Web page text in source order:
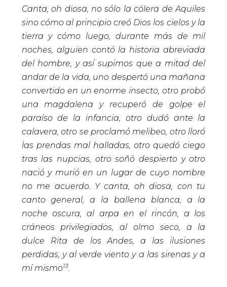
Canta, oh diosa, no sólo la cólera de Aquiles
sino cómo al principio creó Dios los cielos y la
tierra y cómo luego, durante más de mil
noches, alguien contó la historia abreviada
del hombre, y así supimos que a mitad del
andar de la vida, uno despertó una mañana
convertido en un enorme insecto, otro probó
una magdalena y recuperó de golpe el
paraíso de la infancia, otro dudó ante la
calavera, otro se proclamó melibeo, otro lloró
las prendas mal halladas, otro quedó ciego
tras las nupcias, otro soñó despierto y otro
nació y murió en un lugar de cuyo nombre
no me acuerdo. Y canta, oh diosa, con tu
canto general, a la ballena blanca, a la
noche oscura, al arpa en el rincón, a los
cráneos privilegiados, al olmo seco, a la
dulce Rita de los Andes, a las ilusiones
perdidas, y al verde viento y a las sirenas y a
mí mismo13